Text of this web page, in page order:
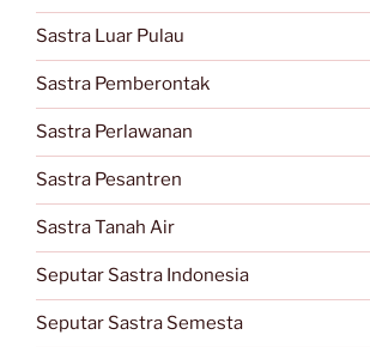
Sastra Luar Pulau
Sastra Pemberontak
Sastra Perlawanan
Sastra Pesantren
Sastra Tanah Air
Seputar Sastra Indonesia
Seputar Sastra Semesta